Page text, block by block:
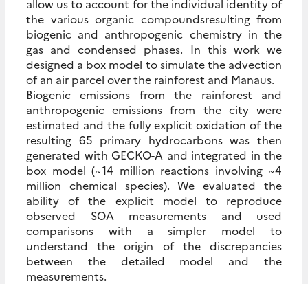
allow us to account for the individual identity of
the various organic compoundsresulting from
biogenic and anthropogenic chemistry in the
gas and condensed phases. In this work we
designed a box model to simulate the advection
of an air parcel over the rainforest and Manaus.
Biogenic emissions from the rainforest and
anthropogenic emissions from the city were
estimated and the fully explicit oxidation of the
resulting 65 primary hydrocarbons was then
generated with GECKO-A and integrated in the
box model (~14 million reactions involving ~4
million chemical species). We evaluated the
ability of the explicit model to reproduce
observed SOA measurements and used
comparisons with a simpler model to
understand the origin of the discrepancies
between the detailed model and the
measurements.